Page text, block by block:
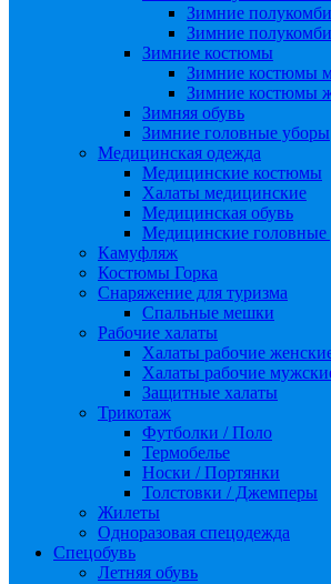
Зимние
Зимние
Зимние костюмы
Зимние костюмы
Зимние костюмы
Зимняя обувь
Зимние головные уборы
Медицинская одежда
Медицинские костюмы
Халаты медицинские
Медицинская обувь
Медицинские головные
Камуфляж
Костюмы Горка
Снаряжение для туризма
Спальные мешки
Рабочие халаты
Халаты рабочие
Халаты рабочие
Защитные халаты
Трикотаж
Футболки / Поло
Термобелье
Носки / Портянки
Толстовки / Джемперы
Жилеты
Одноразовая спецодежда
Спецобувь
Летняя обувь